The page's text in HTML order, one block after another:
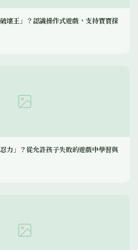
壞王」？認識操作式遊戲，支持寶寶探
力」？從允許孩子失敗的遊戲中學習與